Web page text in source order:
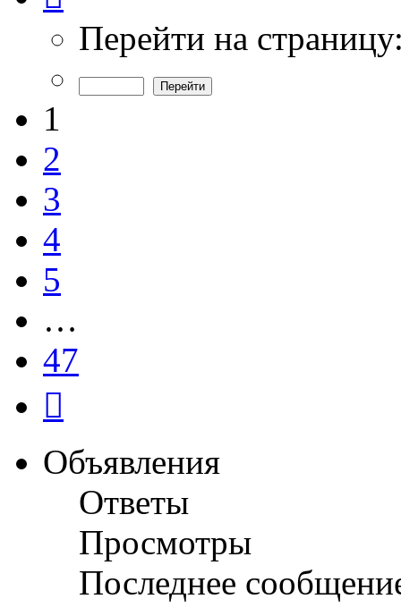
из
Перейти на
1
2
3
4
5
…
47
Объявления
Ответы
Просмотры
Последнее